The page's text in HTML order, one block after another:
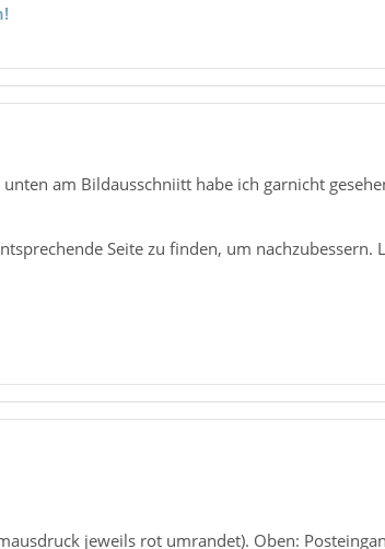
unten am Bildausschniitt habe ich garnicht
Seite zu finden, um
jeweils rot umrandet). Oben: